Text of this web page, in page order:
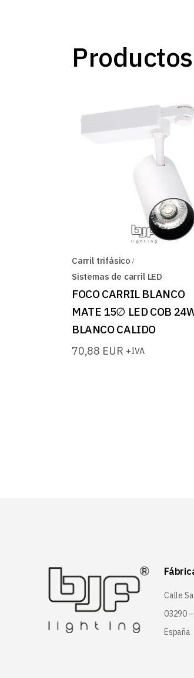
Carril trifásico
Sistemas de carril LED
FOCO CARRIL BLANCO
MATE 15∅ LED COB
BLANCO CALIDO
70,88 EUR +IVA
Calle
03290
España